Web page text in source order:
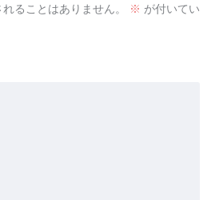
ることはありません。 ※ が付いてい